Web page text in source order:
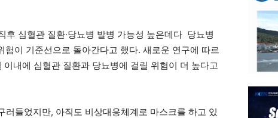
심혈관 질환·당뇨병 발병 가능성 높은데다 당뇨병
이 기준선으로 돌아간다고 했다. 새로운 연구에 따르
내에 심혈관 질환과 당뇨병에 걸릴 위험이 더 높다고
들었지만, 아직도 비상대응체계로 마스크를 하고 있